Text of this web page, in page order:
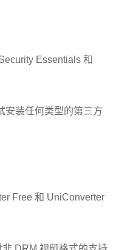
Essentials 和
安装任何类型的第三方
Free 和 UniConverter